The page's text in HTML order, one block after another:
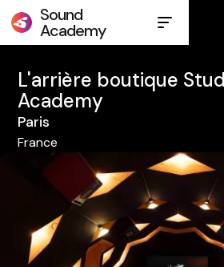
Sound
Academy
L'arrière boutique
Academy
Paris
France